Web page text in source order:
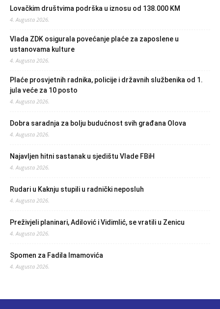
Lovačkim društvima podrška u iznosu od 138.000 KM
4. Augusta 2026.
Vlada ZDK osigurala povećanje plaće za zaposlene u
ustanovama kulture
4. Augusta 2026.
Plaće prosvjetnih radnika, policije i državnih službenika od 1.
jula veće za 10 posto
4. Augusta 2026.
Dobra saradnja za bolju budućnost svih građana Olova
4. Augusta 2026.
Najavljen hitni sastanak u sjedištu Vlade FBiH
4. Augusta 2026.
Rudari u Kaknju stupili u radnički neposluh
4. Augusta 2026.
Preživjeli planinari, Adilović i Vidimlić, se vratili u Zenicu
4. Augusta 2026.
Spomen za Fadila Imamovića
4. Augusta 2026.